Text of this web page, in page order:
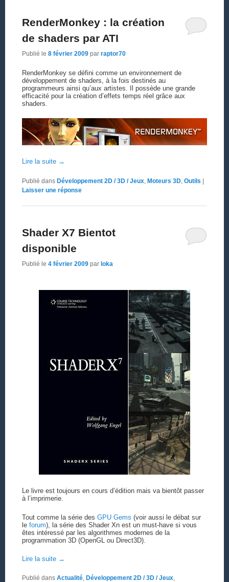
RenderMonkey : la création
de shaders par ATI
Publié le 8 février 2009 par raptor70
RenderMonkey se défini comme un environnement de
développement de shaders, à la fois destinés au
programmeurs ainsi qu’aux artistes. Il possède une grande
efficacité pour la création d’effets temps réel grâce aux
shaders.
Lire la suite →
Publié dans Développement 2D / 3D / Jeux, Moteurs 3D, Outils |
Laisser une réponse
Shader X7 Bientot
disponible
Publié le 4 février 2009 par loka
Le livre est toujours en cours d’édition mais va bientôt passer
à l’imprimerie.
Tout comme la série des GPU Gems (voir aussi le débat sur
le forum), la série des Shader Xn est un must-have si vous
êtes intéressé par les algorithmes modernes de la
programmation 3D (OpenGL ou Direct3D).
Lire la suite →
Publié dans Actualité, Développement 2D / 3D / Jeux,